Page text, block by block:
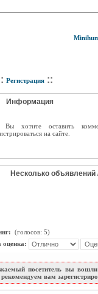
Регистрация ::
Информация
Вы хотите оставить
на сайте.
Несколько объявлений
(голосов: 5)
оценка:
посетитель вы вошли
вам